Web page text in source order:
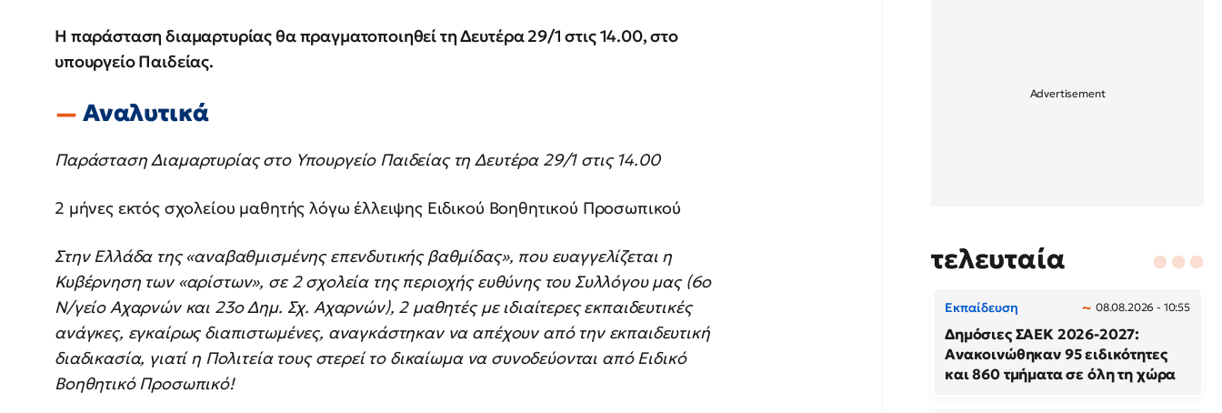
Η παράσταση διαμαρτυρίας θα πραγματοποιηθεί τη Δευτέρα 29/1 στις 14.00, στο
υπουργείο Παιδείας.
Αναλυτικά
Παράσταση Διαμαρτυρίας στο Υπουργείο Παιδείας τη Δευτέρα 29/1 στις 14.00
2 μήνες εκτός σχολείου μαθητής λόγω έλλειψης Ειδικού Βοηθητικού Προσωπικού
Στην Ελλάδα της «αναβαθμισμένης επενδυτικής βαθμίδας», που ευαγγελίζεται η
Κυβέρνηση των «αρίστων», σε 2 σχολεία της περιοχής ευθύνης του Συλλόγου μας (6ο
Ν/γείο Αχαρνών και 23ο Δημ. Σχ. Αχαρνών), 2 μαθητές με ιδιαίτερες εκπαιδευτικές
ανάγκες, εγκαίρως διαπιστωμένες, αναγκάστηκαν να απέχουν από την εκπαιδευτική
διαδικασία, γιατί η Πολιτεία τους στερεί το δικαίωμα να συνοδεύονται από Ειδικό
Βοηθητικό Προσωπικό!
τελευταία
Εκπαίδευση 08.08.2026 - 10:55
Δημόσιες ΣΑΕΚ 2026-2027:
Ανακοινώθηκαν 95 ειδικότητες
και 860 τμήματα σε όλη τη χώρα